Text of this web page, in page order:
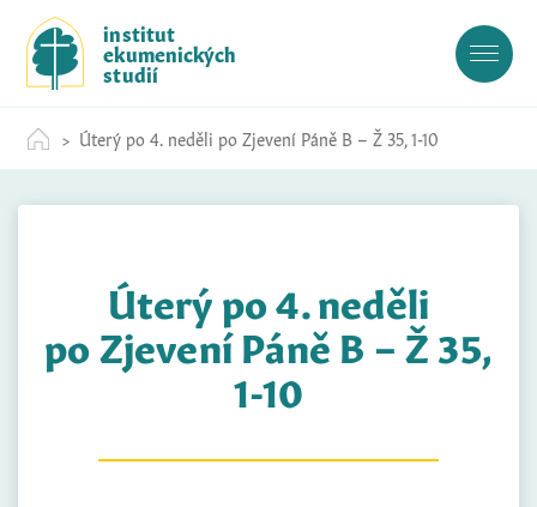
c
institut
ekumenických
studií
Úterý po 4. neděli po Zjevení Páně B – Ž 35, 1-10
Úterý po 4. neděli
po Zjevení Páně B – Ž 35,
1-10